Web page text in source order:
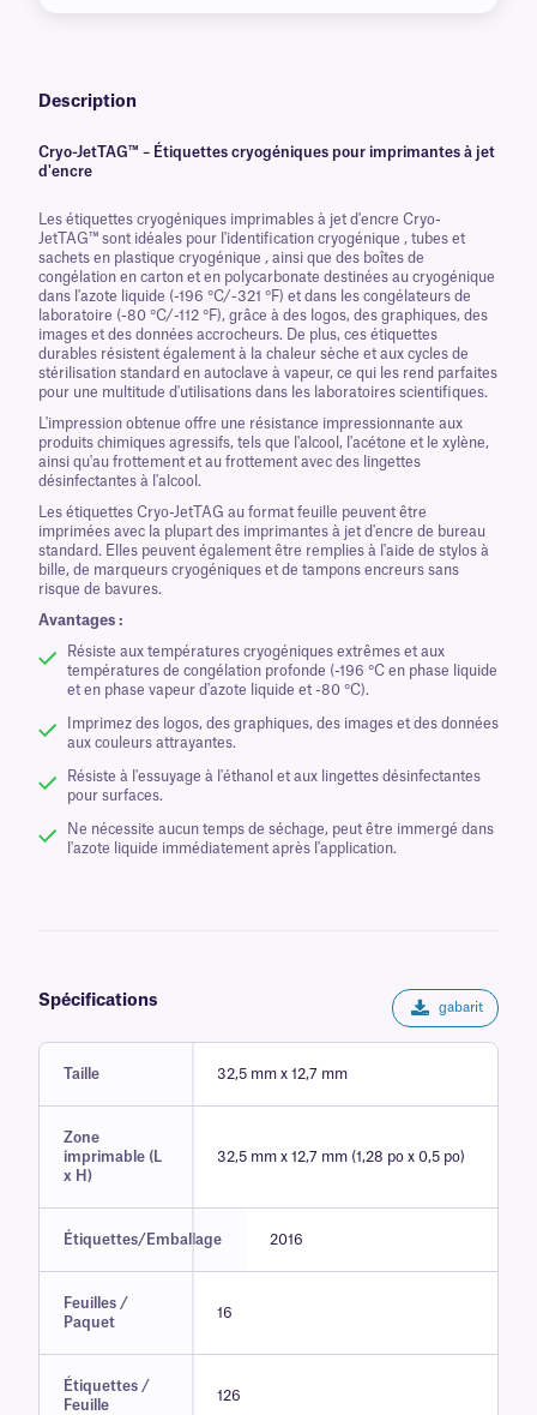
Description
Cryo-JetTAG™ – Étiquettes cryogéniques pour imprimantes à jet
d'encre
Les étiquettes cryogéniques imprimables à jet d'encre Cryo-
JetTAG™ sont idéales pour l'identification cryogénique , tubes et
sachets en plastique cryogénique , ainsi que des boîtes de
congélation en carton et en polycarbonate destinées au cryogénique
dans l'azote liquide (-196 °C/-321 °F) et dans les congélateurs de
laboratoire (-80 °C/-112 °F), grâce à des logos, des graphiques, des
images et des données accrocheurs. De plus, ces étiquettes
durables résistent également à la chaleur sèche et aux cycles de
stérilisation standard en autoclave à vapeur, ce qui les rend parfaites
pour une multitude d'utilisations dans les laboratoires scientifiques.
L'impression obtenue offre une résistance impressionnante aux
produits chimiques agressifs, tels que l'alcool, l'acétone et le xylène,
ainsi qu'au frottement et au frottement avec des lingettes
désinfectantes à l'alcool.
Les étiquettes Cryo-JetTAG au format feuille peuvent être
imprimées avec la plupart des imprimantes à jet d'encre de bureau
standard. Elles peuvent également être remplies à l'aide de stylos à
bille, de marqueurs cryogéniques et de tampons encreurs sans
risque de bavures.
Avantages :
Résiste aux températures cryogéniques extrêmes et aux
températures de congélation profonde (-196 °C en phase liquide
et en phase vapeur d'azote liquide et -80 °C).
Imprimez des logos, des graphiques, des images et des données
aux couleurs attrayantes.
Résiste à l'essuyage à l'éthanol et aux lingettes désinfectantes
pour surfaces.
Ne nécessite aucun temps de séchage, peut être immergé dans
l'azote liquide immédiatement après l'application.
Spécifications gabarit
Taille 32,5 mm x 12,7 mm
Zone
imprimable (L
x H)
32,5 mm x 12,7 mm (1,28 po x 0,5 po)
Étiquettes/Emballage 2016
Feuilles /
Paquet
16
Étiquettes /
Feuille
126